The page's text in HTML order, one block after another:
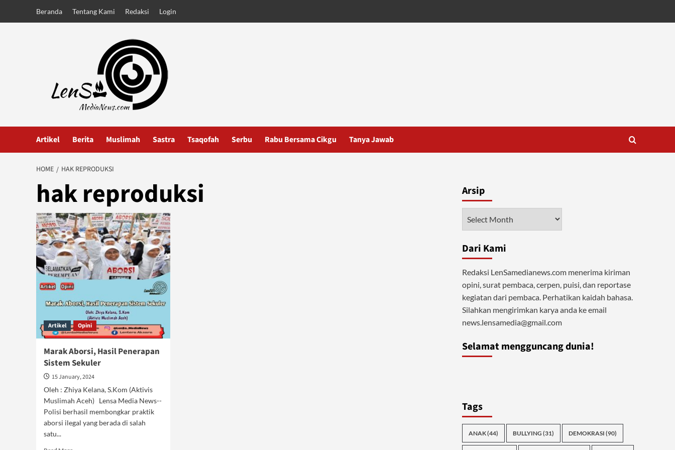
Beranda Tentang Kami Redaksi Login
Artikel Berita Muslimah Sastra Tsaqofah Serbu Rabu Bersama Cikgu Tanya Jawab
HOME HAK REPRODUKSI
hak reproduksi
Artikel Opini
Marak Aborsi, Hasil Penerapan
Sistem Sekuler
15 January, 2024
Oleh : Zhiya Kelana, S.Kom (Aktivis
Muslimah Aceh) Lensa Media News--
Polisi berhasil membongkar praktik
aborsi ilegal yang berada di salah
satu...
Arsip
Dari Kami
Redaksi LenSamedianews.com menerima kiriman
opini, surat pembaca, cerpen, puisi, dan reportase
kegiatan dari pembaca. Perhatikan kaidah bahasa.
Silahkan mengirimkan karya anda ke email
news.lensamedia@gmail.com
Selamat mengguncang dunia!
Tags
ANAK(44) BULLYING (31) DEMOKRASI (90)